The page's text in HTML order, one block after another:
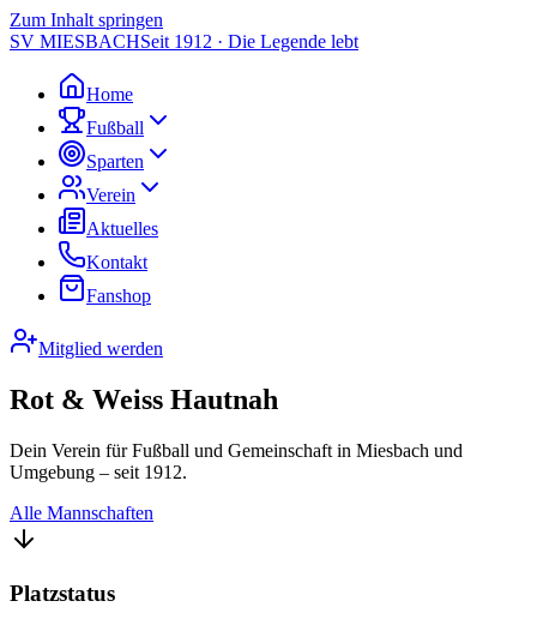
Zum Inhalt springen
SV MIESBACHSeit 1912 · Die Legende lebt
Home
Fußball
Sparten
Verein
Aktuelles
Kontakt
Fanshop
Mitglied werden
Rot & Weiss Hautnah
Dein Verein für Fußball und Gemeinschaft in Miesbach und
Umgebung – seit 1912.
Alle Mannschaften
Platzstatus